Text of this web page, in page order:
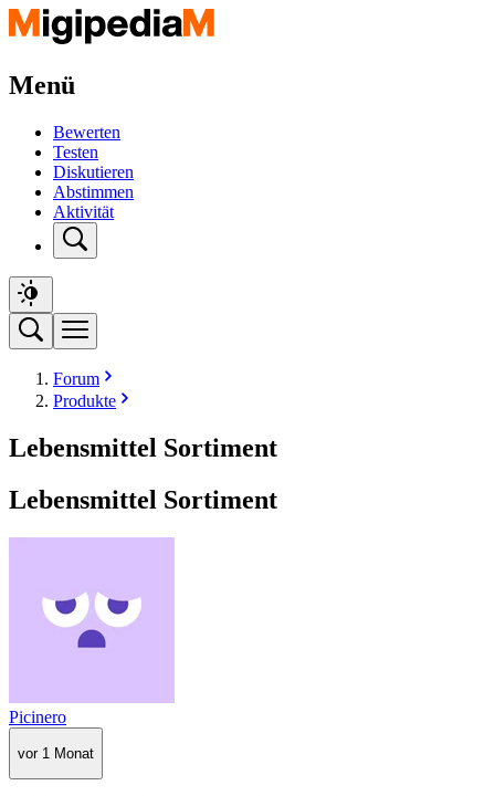
Menü
Bewerten
Testen
Diskutieren
Abstimmen
Aktivität
Forum
Produkte
Lebensmittel Sortiment
Lebensmittel Sortiment
Picinero
vor 1 Monat